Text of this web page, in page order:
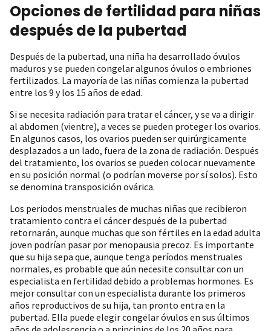
Opciones de fertilidad para niñas
después de la pubertad
Después de la pubertad, una niña ha desarrollado óvulos
maduros y se pueden congelar algunos óvulos o embriones
fertilizados. La mayoría de las niñas comienza la pubertad
entre los 9 y los 15 años de edad.
Si se necesita radiación para tratar el cáncer, y se va a dirigir
al abdomen (vientre), a veces se pueden proteger los ovarios.
En algunos casos, los ovarios pueden ser quirúrgicamente
desplazados a un lado, fuera de la zona de radiación. Después
del tratamiento, los ovarios se pueden colocar nuevamente
en su posición normal (o podrían moverse por sí solos). Esto
se denomina transposición ovárica.
Los periodos menstruales de muchas niñas que recibieron
tratamiento contra el cáncer después de la pubertad
retornarán, aunque muchas que son fértiles en la edad adulta
joven podrían pasar por menopausia precoz. Es importante
que su hija sepa que, aunque tenga períodos menstruales
normales, es probable que aún necesite consultar con un
especialista en fertilidad debido a problemas hormones. Es
mejor consultar con un especialista durante los primeros
años reproductivos de su hija, tan pronto entra en la
pubertad. Ella puede elegir congelar óvulos en sus últimos